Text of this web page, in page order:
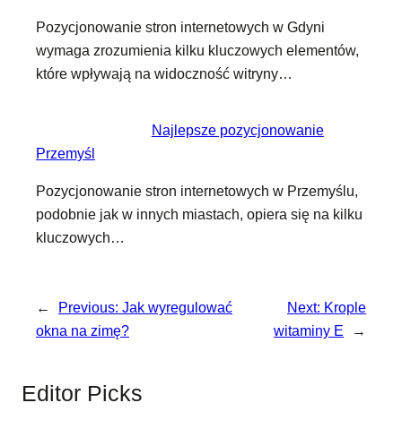
Pozycjonowanie stron internetowych w Gdyni
wymaga zrozumienia kilku kluczowych elementów,
które wpływają na widoczność witryny…
Najlepsze pozycjonowanie
Przemyśl
Pozycjonowanie stron internetowych w Przemyślu,
podobnie jak w innych miastach, opiera się na kilku
kluczowych…
← Previous: Jak wyregulować
okna na zimę?
Next: Krople
witaminy E
→
Editor Picks